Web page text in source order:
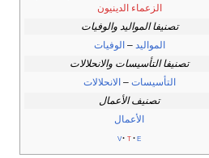
الزعماء الدينيون
تصنيفا المواليد والوفيات
المواليد –الوفيات
تصنيفا التأسيسات والانحلالات
التأسيسات –الانحلالات
تصنيف الأعمال
الأعمال
v t e